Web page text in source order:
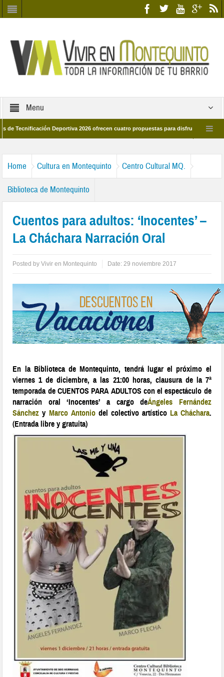
Menu
Deportiva 2026 ofrecen cuatro propuestas para disfrutar del deporte
Home Cultura en Montequinto Centro Cultural MQ.
Biblioteca de Montequinto
Cuentos para adultos: ‘Inocentes’ –
La Cháchara Narración Oral
Posted byVivir en Montequinto Date:29 noviembre 2017
En la Biblioteca de Montequinto, tendrá lugar el próximo el
viernes 1 de diciembre, a las 21:00 horas, clausura de la 7ª
temporada de CUENTOS PARA ADULTOS con el espectáculo de
narración oral ‘Inocentes’ a cargo deÁngeles Fernández
Sánchez y Marco Antoniodel colectivo artístico La Cháchara.
(Entrada libre y gratuita)